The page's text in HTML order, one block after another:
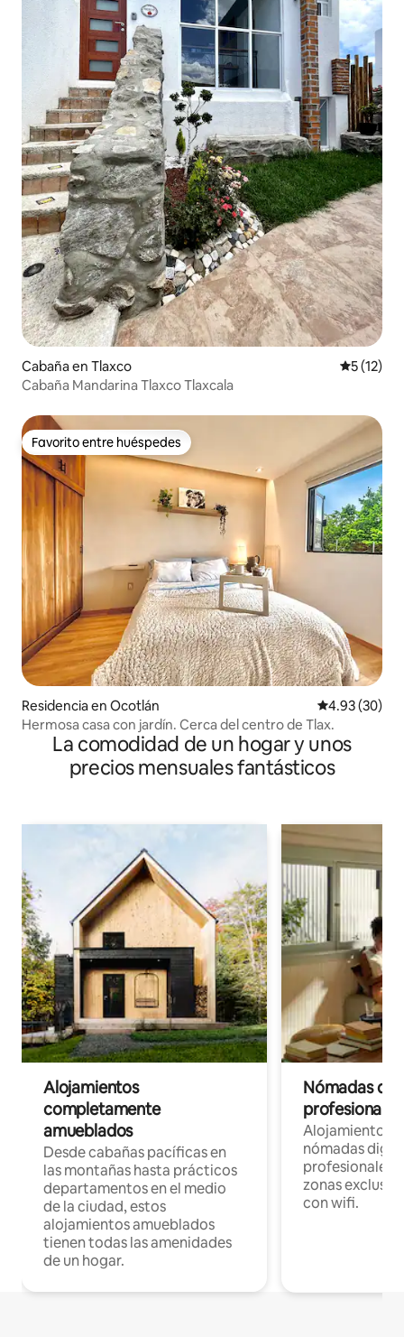
Cabaña en Tlaxco
5 (12)
Cabaña Mandarina Tlaxco Tlaxcala
Favorito entre huéspedes
Favorito entre huéspedes
Residencia en Ocotlán Calificación
4.93 (30)
Hermosa casa con jardín. Cerca del centro de Tlax.
La comodidad de un hogar y unos
precios mensuales fantásticos
Alojamientos
completamente
amueblados
Desde cabañas pacíficas en
las montañas hasta prácticos
departamentos en el medio
de la ciudad, estos
alojamientos amueblados
tienen todas las amenidades
de un hogar.
Nómadas
Alojamientos
nómadas
profesionales
zonas
con wifi.